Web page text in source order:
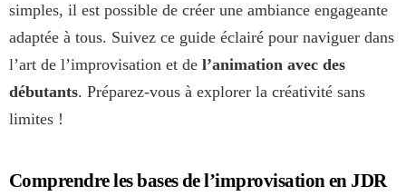
simples, il est possible de créer une ambiance engageante
adaptée à tous. Suivez ce guide éclairé pour naviguer dans
l’art de l’improvisation et de l’animation avec des
débutants. Préparez-vous à explorer la créativité sans
limites !
Comprendre les bases de l’improvisation en JDR